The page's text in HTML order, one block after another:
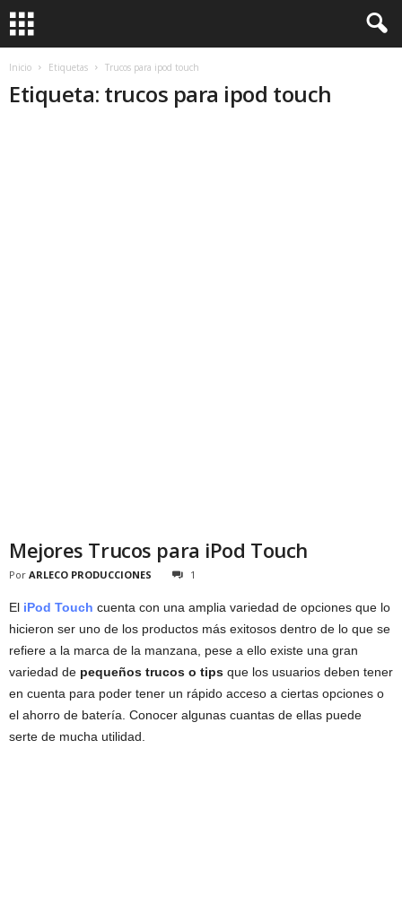
Inicio Etiquetas Trucos para ipod touch
Etiqueta: trucos para ipod touch
Mejores Trucos para iPod Touch
Por ARLECO PRODUCCIONES 1
El iPod Touch cuenta con una amplia variedad de opciones que lo
hicieron ser uno de los productos más exitosos dentro de lo que se
refiere a la marca de la manzana, pese a ello existe una gran
variedad de pequeños trucos o tips que los usuarios deben tener
en cuenta para poder tener un rápido acceso a ciertas opciones o
el ahorro de batería. Conocer algunas cuantas de ellas puede
serte de mucha utilidad.